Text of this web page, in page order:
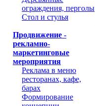
ограждения, перголы
Стол и стулья
Продвижение -
рекламно-
маркетинговые
мероприятия
Реклама в меню
ресторанах, кафе,
барах
Формирование